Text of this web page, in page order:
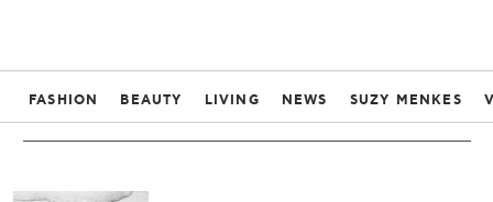
FASHION BEAUTY LIVING NEWS SUZY MENKES